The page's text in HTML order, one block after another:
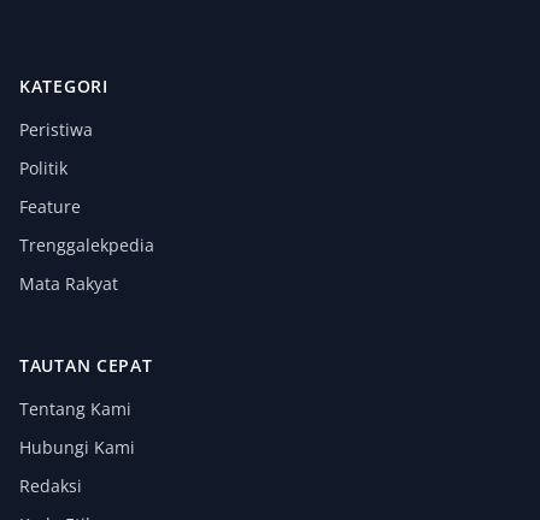
KATEGORI
Peristiwa
Politik
Feature
Trenggalekpedia
Mata Rakyat
TAUTAN CEPAT
Tentang Kami
Hubungi Kami
Redaksi